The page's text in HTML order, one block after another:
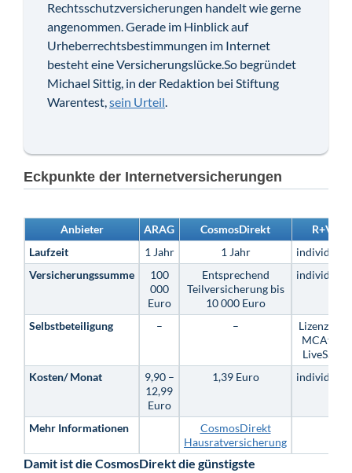
Rechtsschutzversicherungen handelt wie gerne
angenommen. Gerade im Hinblick auf
Urheberrechtsbestimmungen im Internet
besteht eine Versicherungslücke.So begründet
Michael Sittig, in der Redaktion bei Stiftung
Warentest,sein Urteil.
Eckpunkte der Internetversicherungen
Anbieter ARAG CosmosDirekt
R+V
Laufzeit
1 Jahr 1 Jahr
individuell
Versicherungssumme
100
000
Euro
Entsprechend
Teilversicherung bis
10 000 Euro
individuell
Selbstbeteiligung – –
Lizenz für
MCAfee
LiveSafe
Kosten/ Monat
9,90 –
12,99
Euro
1,39 Euro individuell
Mehr Informationen
CosmosDirekt
Hausratversicherung
Damit ist die CosmosDirekt die günstigste